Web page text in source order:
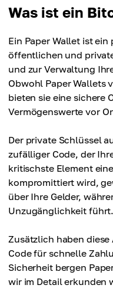
Was ist ein
Ein Paper Wallet ist
öffentlichen und
und zur Verwaltung
Obwohl Paper Wallets
bieten sie eine sichere
Vermögenswerte vor
Der private Schlüssel
zufälliger Code, der
kritischste Element
kompromittiert wird,
über Ihre Gelder,
Unzugänglichkeit führt.
Zusätzlich haben
Code für schnelle
Sicherheit bergen
wir im Detail erkunden